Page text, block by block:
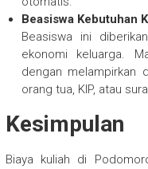
Beasiswa Kebutuhan
Beasiswa ini
ekonomi keluarga.
dengan melampirkan
orang tua, KIP, atau
Kesimpulan
Biaya kuliah di